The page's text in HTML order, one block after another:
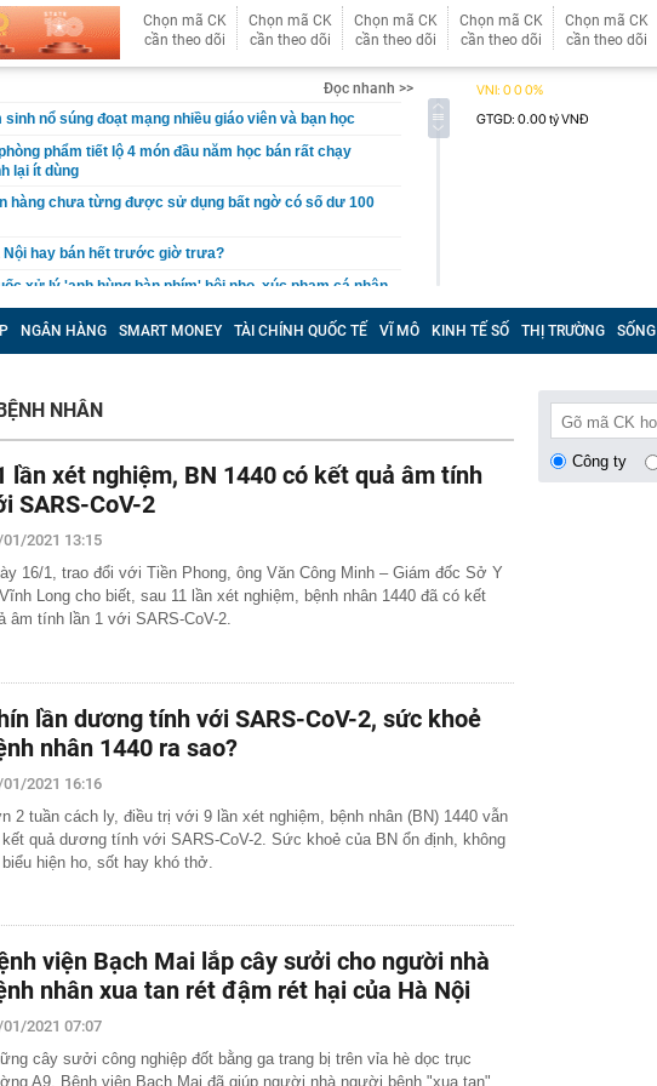
Chọn mã CK
cần theo dõi
Chọn mã CK
cần theo dõi
Chọn mã CK
cần theo dõi
Chọn mã CK
cần theo dõi
Chọn mã CK
cần theo dõi
Đọc nhanh >>
sinh nổ súng đoạt mạng nhiều giáo viên và bạn học
phẩm tiết lộ 4 món đầu năm học bán rất chạy
lại ít dùng
hàng chưa từng được sử dụng bất ngờ có số dư 100
Nội hay bán hết trước giờ trưa?
xử lý 'anh hùng bàn phím' bôi nhọ, xúc phạm cá nhân
cọc tiền tổng giá trị 80.000.000 đồng bị bỏ lại ở địa
đình thích làm thêm cầu thang bên ngoài nhà?
thích trồng hoa giấy trước nhà nhưng không bao
Samsung "ít được quảng cáo" nhưng lại rất đáng mua
này
quả xổ số miền Nam hôm nay thứ Sáu ngày 7/8/2026
gan B rồi bỏ điều trị suốt 20 năm, người đàn ông 53 tuổi
con cũng nhiễm bệnh
ra: Càng tiết kiệm càng tốt là lời khuyên dễ khiến
trả giá
doanh nghiệp gửi nhà băng hàng nghìn tỷ đồng
Bắc - Nam đạt hơn 1.300 tỷ đồng
thân thầy bói Phan Thị Thu Trang SN 1989
tiết Lập thu 2026?
cơm cần bỏ ngay
NGÂN HÀNG SMART MONEY TÀI CHÍNH QUỐC TẾ VĨ MÔ KINH TẾ SỐ THỊ TRƯỜNG SỐNG
NHÂN
lần xét nghiệm, BN 1440 có kết quả âm tính
SARS-CoV-2
01/2021 13:15
16/1, trao đổi với Tiền Phong, ông Văn Công Minh – Giám đốc Sở Y
Long cho biết, sau 11 lần xét nghiệm, bệnh nhân 1440 đã có kết
âm tính lần 1 với SARS-CoV-2.
lần dương tính với SARS-CoV-2, sức khoẻ
nhân 1440 ra sao?
01/2021 16:16
2 tuần cách ly, điều trị với 9 lần xét nghiệm, bệnh nhân (BN) 1440 vẫn
quả dương tính với SARS-CoV-2. Sức khoẻ của BN ổn định, không
hiện ho, sốt hay khó thở.
viện Bạch Mai lắp cây sưởi cho người nhà
nhân xua tan rét đậm rét hại của Hà Nội
2021 07:07
cây sưởi công nghiệp đốt bằng ga trang bị trên vỉa hè dọc trục
A9, Bệnh viện Bạch Mai đã giúp người nhà người bệnh "xua tan"
Công ty